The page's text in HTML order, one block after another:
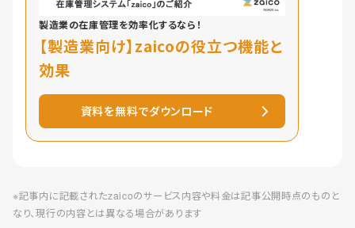
製造業の在庫管理を効率化するなら！
【製造業向け】zaicoの役立つ機能と
効果
資料を無料でダウンロード
※記事内に記載されたzaicoのサービス内容や料金は記事公開時点のものと
なり、現行の内容とは異なる場合があります